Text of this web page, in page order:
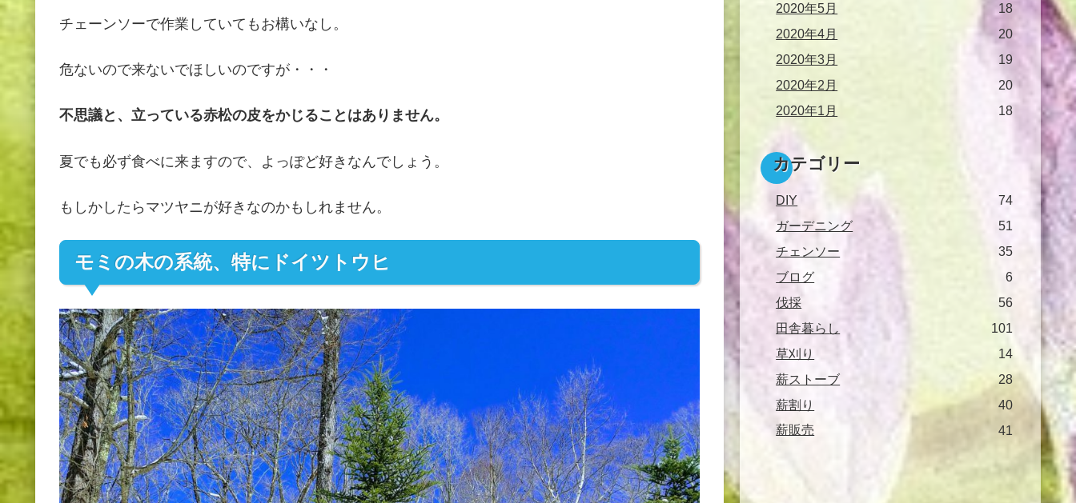
チェーンソーで作業していてもお構いなし。
危ないので来ないでほしいのですが・・・
不思議と、立っている赤松の皮をかじることはありません。
夏でも必ず食べに来ますので、よっぽど好きなんでしょう。
もしかしたらマツヤニが好きなのかもしれません。
モミの木の系統、特にドイツトウヒ
2020年5月
18
2020年4月
20
2020年3月
19
2020年2月
20
2020年1月
18
カテゴリー
DIY
74
ガーデニング
51
チェンソー
35
ブログ
6
伐採
56
田舎暮らし
101
草刈り
14
薪ストーブ
28
薪割り
40
薪販売
41